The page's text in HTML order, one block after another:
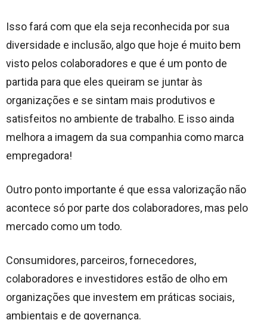
Isso fará com que ela seja reconhecida por sua
diversidade e inclusão, algo que hoje é muito bem
visto pelos colaboradores e que é um ponto de
partida para que eles queiram se juntar às
organizações e se sintam mais produtivos e
satisfeitos no ambiente de trabalho. E isso ainda
melhora a imagem da sua companhia como marca
empregadora!
Outro ponto importante é que essa valorização não
acontece só por parte dos colaboradores, mas pelo
mercado como um todo.
Consumidores, parceiros, fornecedores,
colaboradores e investidores estão de olho em
organizações que investem em práticas sociais,
ambientais e de governança.